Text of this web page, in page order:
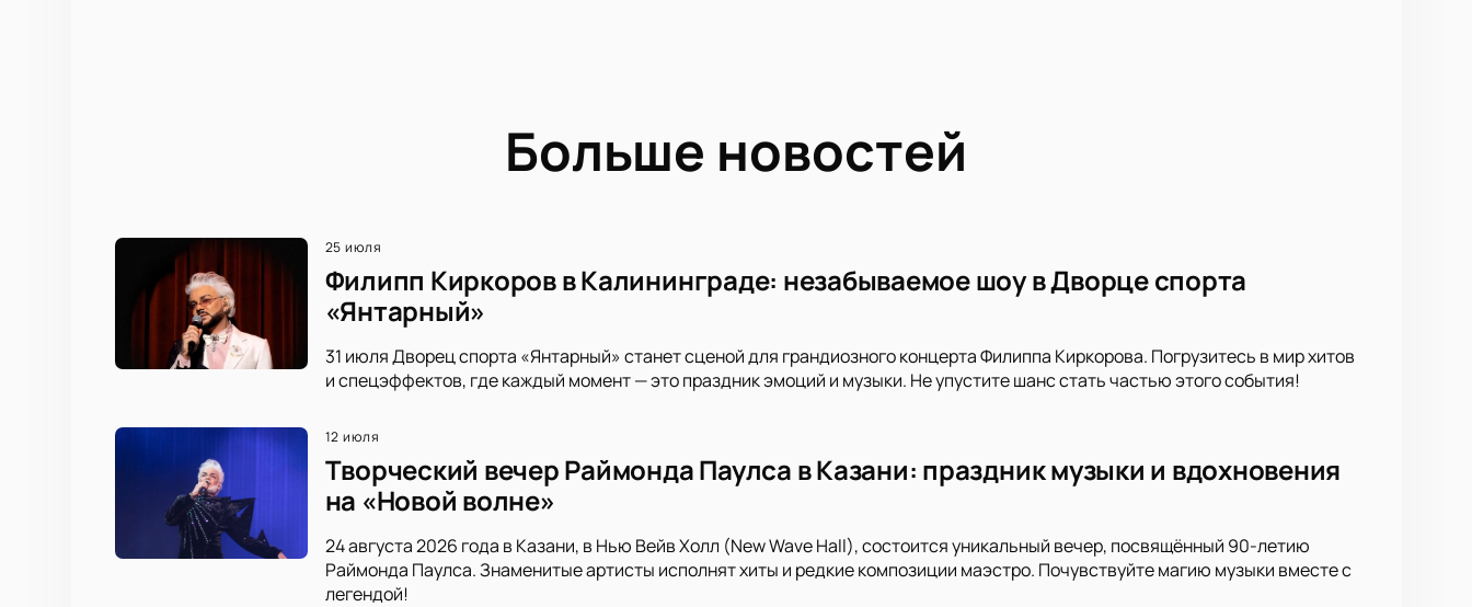
Больше новостей
25 июля
Филипп Киркоров в Калининграде: незабываемое шоу в Дворце спорта
«Янтарный»
31 июля Дворец спорта «Янтарный» станет сценой для грандиозного концерта Филиппа Киркорова. Погрузитесь в мир хитов
и спецэффектов, где каждый момент — это праздник эмоций и музыки. Не упустите шанс стать частью этого события!
12 июля
Творческий вечер Раймонда Паулса в Казани: праздник музыки и вдохновения
на «Новой волне»
24 августа 2026 года в Казани, в Нью Вейв Холл (New Wave Hall), состоится уникальный вечер, посвящённый 90-летию
Раймонда Паулса. Знаменитые артисты исполнят хиты и редкие композиции маэстро. Почувствуйте магию музыки вместе с
легендой!